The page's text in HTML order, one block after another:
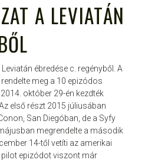
A LEVIATÁN
ébredése c. regényből. A
meg a 10 epizódos
október 29-én kezdték
első részt 2015 júliusában
San Diegóban, de a Syfy
megrendelte a második
14-től vetíti az amerikai
epizódot viszont már